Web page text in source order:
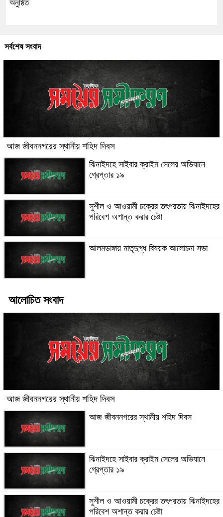
অনুষ্ঠিত
সর্বশেষ সংবাদ
আজ জীবননগরের স্থানীয় শহিদ দিবস
ঝিনাইদহে সাইবার ক্রাইম সেলের অভিযানে
গ্রেপ্তার ১৯
সুশীল ও আওয়ামী চক্রের তৎপরতায় ঝিনাইদহের
পরিবেশ অশান্ত করার চেষ্টা
আলমডাঙ্গায় মাতৃদুগ্ধ বিষয়ক আলোচনা সভা
আলোচিত সংবাদ
আজ জীবননগরের স্থানীয় শহিদ দিবস
আজ জীবননগরের স্থানীয় শহিদ দিবস
ঝিনাইদহে সাইবার ক্রাইম সেলের অভিযানে
গ্রেপ্তার ১৯
সুশীল ও আওয়ামী চক্রের তৎপরতায় ঝিনাইদহের
পরিবেশ অশান্ত করার চেষ্টা